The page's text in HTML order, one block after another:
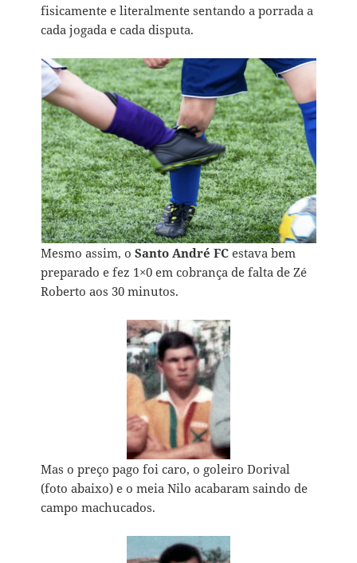
fisicamente e literalmente sentando a porrada a
cada jogada e cada disputa.
Mesmo assim, oSanto André FC estava bem
preparado e fez 1×0 em cobrança de falta de Zé
Roberto aos 30 minutos.
Mas o preço pago foi caro, o goleiro Dorival
(foto abaixo) e o meia Nilo acabaram saindo de
campo machucados.